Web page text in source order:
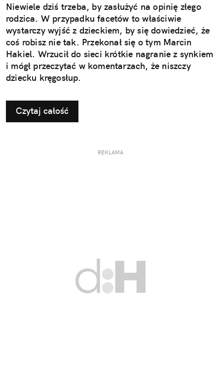
Niewiele dziś trzeba, by zasłużyć na opinię złego
rodzica. W przypadku facetów to właściwie
wystarczy wyjść z dzieckiem, by się dowiedzieć, że
coś robisz nie tak. Przekonał się o tym Marcin
Hakiel. Wrzucił do sieci krótkie nagranie z synkiem
i mógł przeczytać w komentarzach, że niszczy
dziecku kręgosłup.
Czytaj całość
REKLAMA